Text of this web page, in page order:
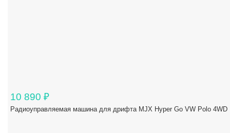
10 890 ₽
Радиоуправляемая машина для дрифта MJX Hyper Go VW Polo